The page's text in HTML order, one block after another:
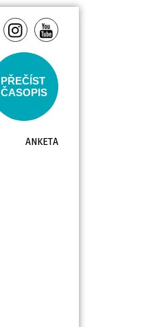
PŘEČÍST
ČASOPIS
ANKETA